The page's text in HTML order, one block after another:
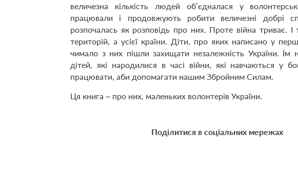
величезна кількість людей об’єдналася у
працювали і продовжують робити величезні добрі
розпочалась як розповідь про них. Проте війна триває.
територій, а усієї країни. Діти, про яких написано у
чимало з них пішли захищати незалежність України. Їм
дітей, які народилися в часі війни, які навчаються у
працювати, аби допомагати нашим Збройним Силам.
Ця книга – про них, маленьких волонтерів України.
Поділитися в соціальних мережах